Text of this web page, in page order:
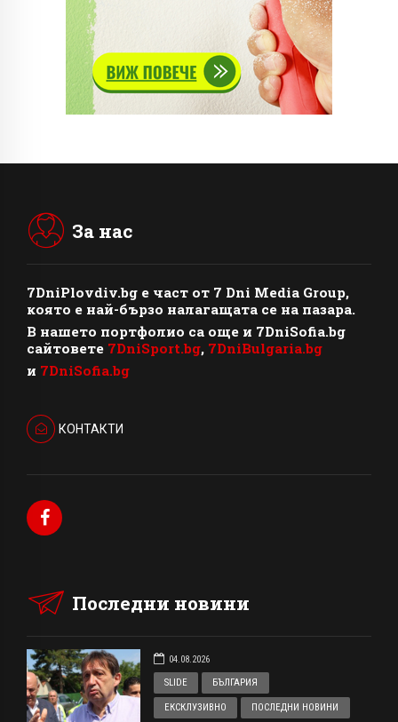
За нас
7DniPlovdiv.bg e част от 7 Dni Media Group,
която е най-бързо налагащата се на пазара.
В нашето портфолио са още и 7DniSofia.bg
сайтовете 7DniSport.bg, 7DniBulgaria.bg
и 7DniSofia.bg
КОНТАКТИ
Последни новини
04.08.2026
SLIDE
БЪЛГАРИЯ
ЕКСКЛУЗИВНО ПОСЛЕДНИ НОВИНИ